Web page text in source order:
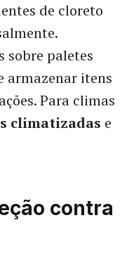
de cloreto
sobre paletes
armazenar itens
Para climas
climatizadas e
contra